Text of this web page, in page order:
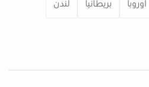
اوروبا بريطانيا لندن